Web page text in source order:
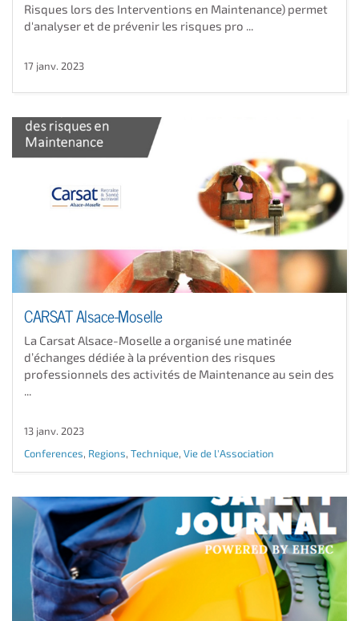
Risques lors des Interventions en Maintenance) permet
d'analyser et de prévenir les risques pro ...
17 janv. 2023
CARSAT Alsace-Moselle
La Carsat Alsace-Moselle a organisé une matinée
d’échanges dédiée à la prévention des risques
professionnels des activités de Maintenance au sein des
...
13 janv. 2023
Conferences, Regions, Technique, Vie de l'Association